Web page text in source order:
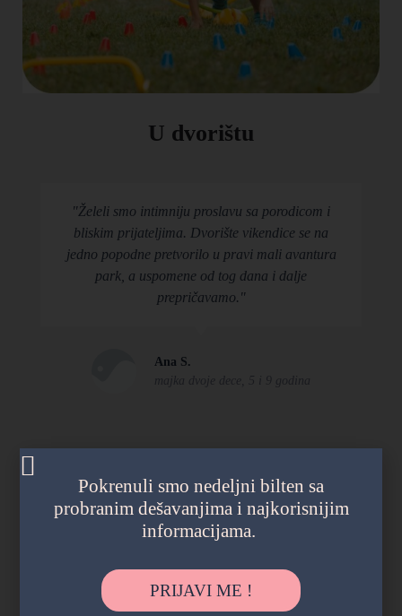
U dvorištu
"Želeli smo intimniju proslavu sa porodicom i
bliskim prijateljima. Dvorište vikendice se na
jedno popodne pretvorilo u pravi mali avantura
park, a uspomene od tog dana i dalje
prepričavamo."
Ana S.
majka dvoje dece, 5 i 9 godina
Pokrenuli smo nedeljni bilten sa
probranim dešavanjima i najkorisnijim
informacijama.
PRIJAVI ME !